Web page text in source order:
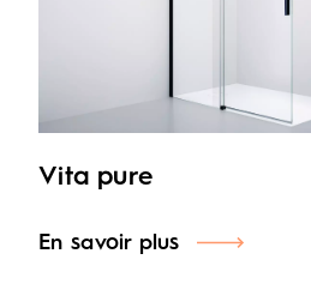
Vita pure
En savoir plus